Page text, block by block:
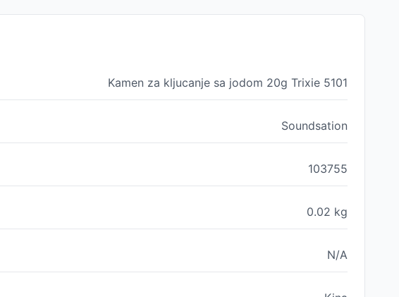
Kamen za kljucanje sa jodom 20g Trixie 5101
Soundsation
103755
0.02 kg
N/A